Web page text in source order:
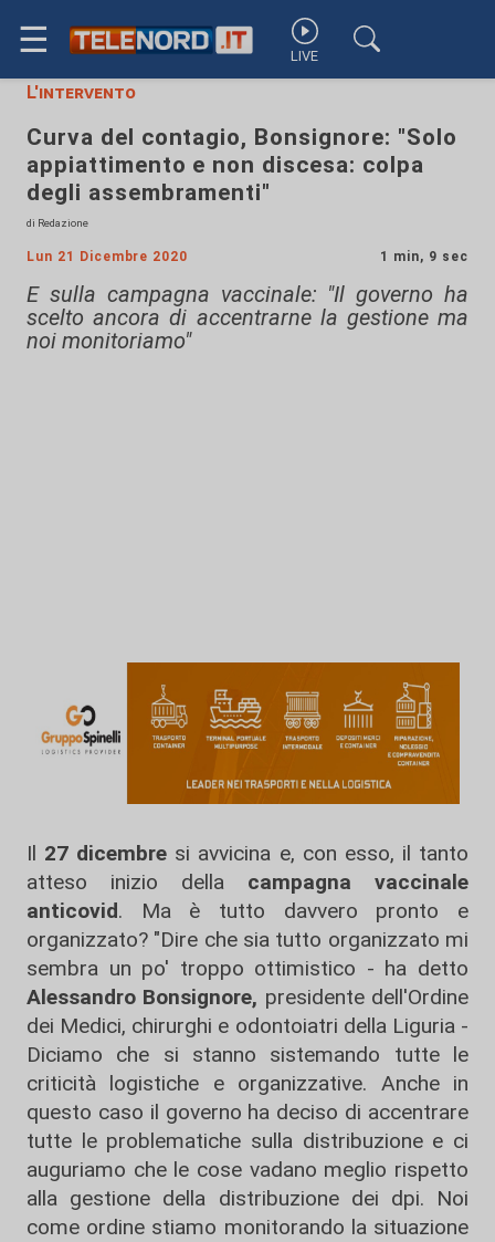
☰ LIVE
L'intervento
Curva del contagio, Bonsignore: "Solo
appiattimento e non discesa: colpa
degli assembramenti"
di Redazione
Lun 21 Dicembre 2020 1 min, 9 sec
E sulla campagna vaccinale: "Il governo ha
scelto ancora di accentrarne la gestione ma
noi monitoriamo"
Il 27 dicembre si avvicina e, con esso, il tanto
atteso inizio della campagna vaccinale
anticovid. Ma è tutto davvero pronto e
organizzato? "Dire che sia tutto organizzato mi
sembra un po' troppo ottimistico - ha detto
Alessandro Bonsignore, presidente dell'Ordine
dei Medici, chirurghi e odontoiatri della Liguria -
Diciamo che si stanno sistemando tutte le
criticità logistiche e organizzative. Anche in
questo caso il governo ha deciso di accentrare
tutte le problematiche sulla distribuzione e ci
auguriamo che le cose vadano meglio rispetto
alla gestione della distribuzione dei dpi. Noi
come ordine stiamo monitorando la situazione